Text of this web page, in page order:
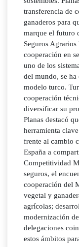
transferencia de
ganaderos para
marque el futuro
Seguros
cooperación en
uno de los
del mundo, se
modelo turco.
cooperación
diversificar su
Planas destacó
herramienta
frente al cambio
España a
Competitividad
seguros, el
cooperación del
vegetal y
agrícolas;
modernización
delegaciones
estos ámbitos